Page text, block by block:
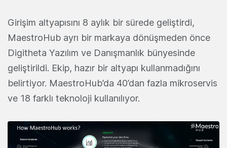
Girişim altyapısını 8 aylık bir sürede geliştirdi,
MaestroHub ayrı bir markaya dönüşmeden önce
Digitheta Yazılım ve Danışmanlık bünyesinde
geliştirildi. Ekip, hazır bir altyapı kullanmadığını
belirtiyor. MaestroHub’da 40’dan fazla mikroservis
ve 18 farklı teknoloji kullanılıyor.